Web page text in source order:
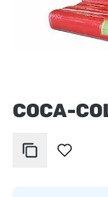
COCA-